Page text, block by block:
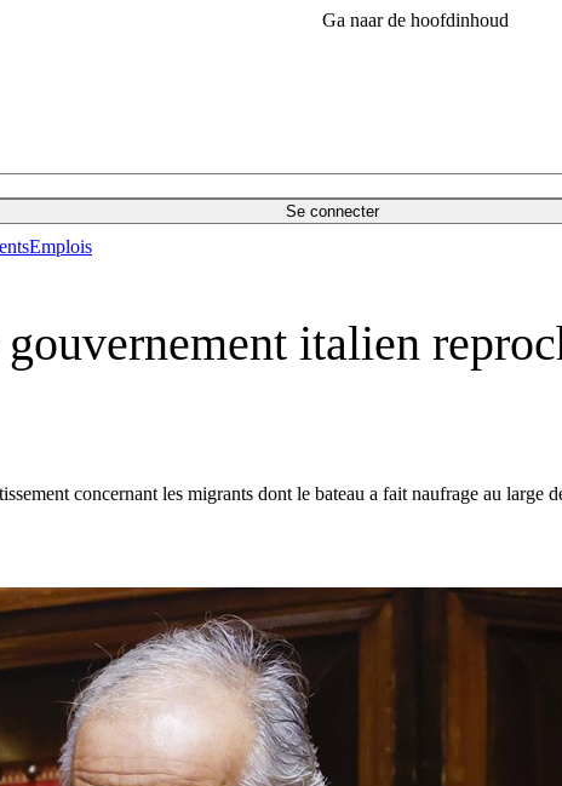
Ga naar de hoofdinhoud
Se connecter
Emplois
italien
concernant les migrants dont le bateau a fait naufrage au